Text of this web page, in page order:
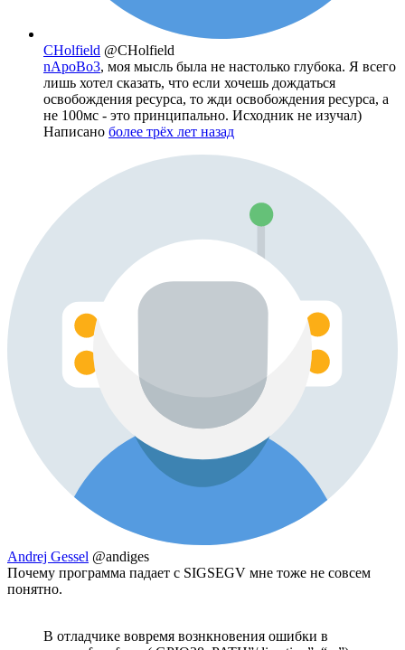
CHolfield @CHolfield
nApoBo3, моя мысль была не настолько глубока. Я всего
лишь хотел сказать, что если хочешь дождаться
освобождения ресурса, то жди освобождения ресурса, а
не 100мс - это принципально. Исходник не изучал)
Написано более трёх лет назад
Andrej Gessel @andiges
Почему программа падает с SIGSEGV мне тоже не совсем
понятно.
В отладчике вовремя вознкновения ошибки в